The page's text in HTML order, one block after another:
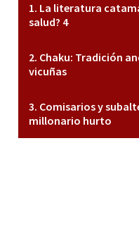
La literatura
salud? 4
Chaku: Tradición
vicuñas
Comisarios y
millonario hurto